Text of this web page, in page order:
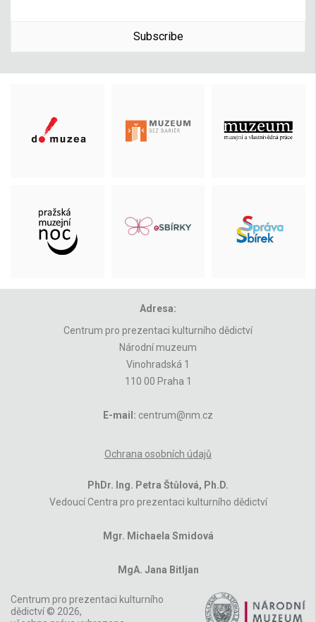
Subscribe
Adresa:
Centrum pro prezentaci kulturního dědictví
Národní muzeum
Vinohradská 1
110 00 Praha 1
E-mail: centrum@nm.cz
Ochrana osobních údajů
PhDr. Ing. Petra Štůlová, Ph.D.
Vedoucí Centra pro prezentaci kulturního dědictví
Mgr. Michaela Smidová
MgA. Jana Bitljan
Centrum pro prezentaci kulturního
dědictví © 2026,